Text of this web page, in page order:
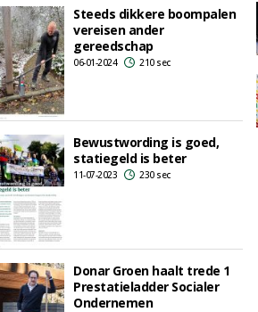
Steeds dikkere boompalen
vereisen ander
gereedschap
06-01-2024 210 sec
Bewustwording is goed,
statiegeld is beter
11-07-2023 230 sec
Donar Groen haalt trede 1
Prestatieladder Socialer
Ondernemen